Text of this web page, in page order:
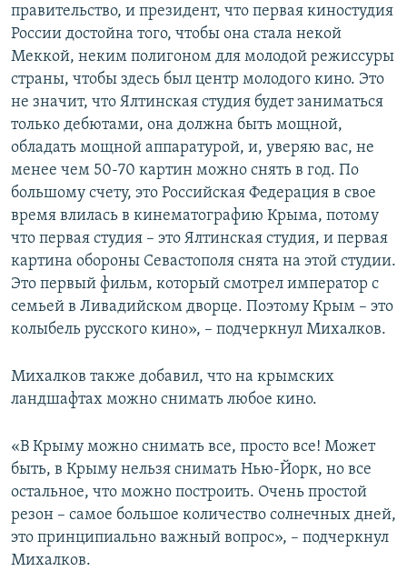
правительство, и президент, что первая киностудия
России достойна того, чтобы она стала некой
Меккой, неким полигоном для молодой режиссуры
страны, чтобы здесь был центр молодого кино. Это
не значит, что Ялтинская студия будет заниматься
только дебютами, она должна быть мощной,
обладать мощной аппаратурой, и, уверяю вас, не
менее чем 50-70 картин можно снять в год. По
большому счету, это Российская Федерация в свое
время влилась в кинематографию Крыма, потому
что первая студия – это Ялтинская студия, и первая
картина обороны Севастополя снята на этой студии.
Это первый фильм, который смотрел император с
семьей в Ливадийском дворце. Поэтому Крым – это
колыбель русского кино», – подчеркнул Михалков.
Михалков также добавил, что на крымских
ландшафтах можно снимать любое кино.
«В Крыму можно снимать все, просто все! Может
быть, в Крыму нельзя снимать Нью-Йорк, но все
остальное, что можно построить. Очень простой
резон – самое большое количество солнечных дней,
это принципиально важный вопрос», – подчеркнул
Михалков.